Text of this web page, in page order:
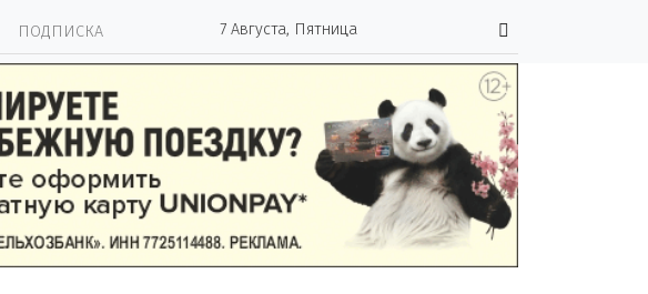
ПОДПИСКА 7 Августа, Пятница